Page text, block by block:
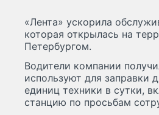
«Лента» ускорила
которая открылась на
Петербургом.
Водители компании
используют для заправки
единиц техники в сутки,
станцию по просьбам